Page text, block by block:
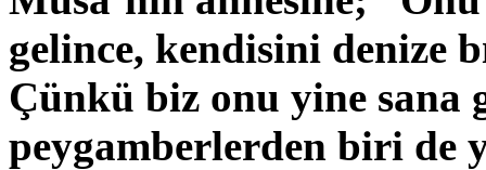
gelince, kendisini denize
Çünkü biz onu yine sana
peygamberlerden biri de